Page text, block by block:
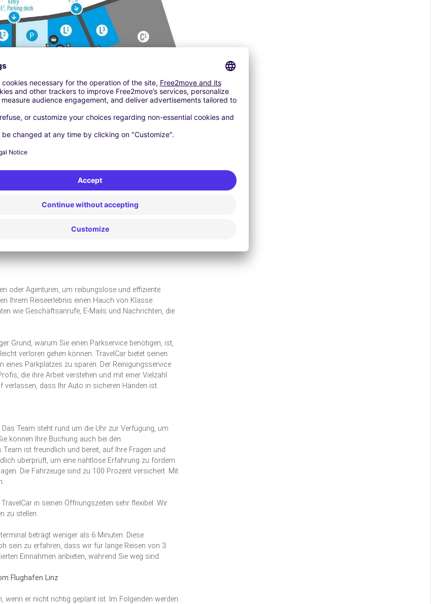
Unsere Dienstleistungen sind an allen wichtigen
TravelCar ist Ihr vertrauenswürdigster
Sie eine Buchung bei TravelCar vornehmen,
für eine geringe Gebühr erhalten. Frühbucher
Ihr Auto wird von unserem Team
drei Monate bei uns lassen, haften Sie für einen
des Parkens machen und sich auf den Weg
Sie sich keine Sorgen mehr. Wir geben dir
und fahren Sie in unserem Shuttle-Service in nur
oder Agenturen, um reibungslose und effiziente
Ihrem Reiseerlebnis einen Hauch von Klasse.
wie Geschäftsanrufe, E-Mails und Nachrichten, die
Grund, warum Sie einen Parkservice benötigen, ist,
verloren gehen können. TravelCar bietet seinen
eines Parkplatzes zu sparen. Der Reinigungsservice
die ihre Arbeit verstehen und mit einer Vielzahl
dass Ihr Auto in sicheren Händen ist.
Team steht rund um die Uhr zur Verfügung, um
können Ihre Buchung auch bei den
ist freundlich und bereit, auf Ihre Fragen und
überprüft, um eine nahtlose Erfahrung zu fördern.
Die Fahrzeuge sind zu 100 Prozent versichert. Mit
in seinen Öffnungszeiten sehr flexibel. Wir
zu stellen.
beträgt weniger als 6 Minuten. Diese
sein zu erfahren, dass wir für lange Reisen von 3
Einnahmen anbieten, während Sie weg sind.
Flughafen Linz
er nicht richtig geplant ist. Im Folgenden werden